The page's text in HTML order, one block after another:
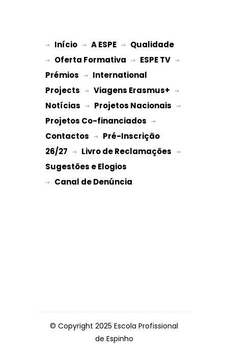
→ Início → A ESPE → Qualidade
→ Oferta Formativa → ESPE TV
Prémios → International
Projects → Viagens Erasmus+
Notícias → Projetos Nacionais
Projetos Co-financiados
Contactos → Pré-Inscrição
26/27 → Livro de Reclamações
Sugestões e Elogios
→
© Copyright 2025 Escola Profissional
de Espinho